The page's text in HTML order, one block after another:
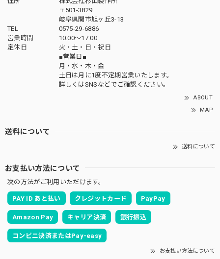
〒501-3829
岐阜県関市旭ヶ丘3-13
TEL
0575-29-6886
営業時間
10:00～17:00
定休日
火・土・日・祝日
■営業日■
月・水・木・金
土日は月に1度不定期営業いたします。
詳しくはSNSなどでご確認ください。
ABOUT
MAP
送料について
送料について
お支払い方法について
次の方法がご利用いただけます。
PAY ID あと払い クレジットカード PayPay
Amazon Pay キャリア決済 銀行振込
コンビニ決済またはPay-easy
お支払い方法について